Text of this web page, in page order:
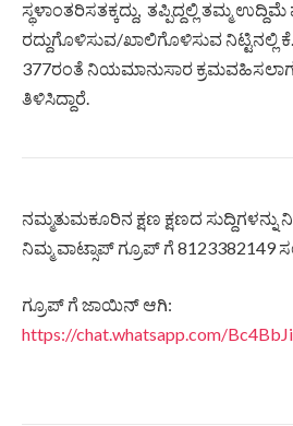
ಸ್ಥಳಾಂತರಿಸತಕ್ಕದ್ದು, ತಪ್ಪಿದ್ದಲ್ಲಿ ತಮ್ಮ
ರದ್ದುಗೊಳಿಸುವ/ಖಾಲಿಗೊಳಿಸುವ ನಿಟ್ಟಿನಲ್ಲಿ
377ರಂತೆ ನಿಯಮಾನುಸಾರ
ತಿಳಿಸಿದ್ದಾರೆ.
ನಮ್ಮತುಮಕೂರಿನ ಕ್ಷಣ ಕ್ಷಣದ
ನಿಮ್ಮ ವಾಟ್ಸಾಪ್ ಗ್ರೂಪ್ ಗೆ 8123382149
ಗ್ರೂಪ್ ಗೆ ಜಾಯಿನ್ ಆಗಿ:
https://chat.whatsapp.com/